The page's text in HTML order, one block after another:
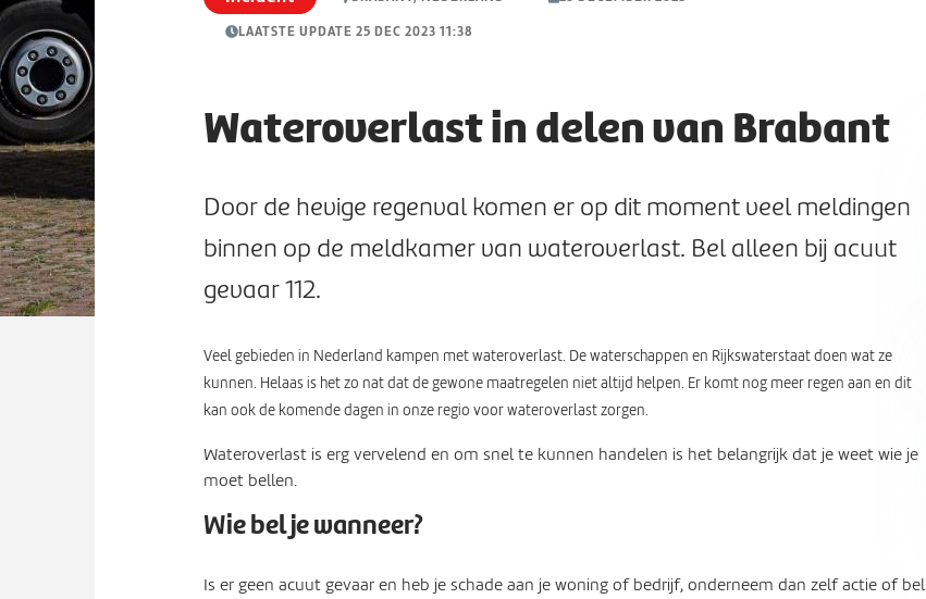
LAATSTE UPDATE 25 DEC 2023 11:38
Wateroverlast in delen van Brabant
Door de hevige regenval komen er op dit moment veel meldingen
binnen op de meldkamer van wateroverlast. Bel alleen bij acuut
gevaar 112.
Veel gebieden in Nederland kampen met wateroverlast. De waterschappen en Rijkswaterstaat doen wat ze
kunnen. Helaas is het zo nat dat de gewone maatregelen niet altijd helpen. Er komt nog meer regen aan en dit
kan ook de komende dagen in onze regio voor wateroverlast zorgen.
Wateroverlast is erg vervelend en om snel te kunnen handelen is het belangrijk dat je weet wie je
moet bellen.
Wie bel je wanneer?
Is er geen acuut gevaar en heb je schade aan je woning of bedrijf, onderneem dan zelf actie of bel